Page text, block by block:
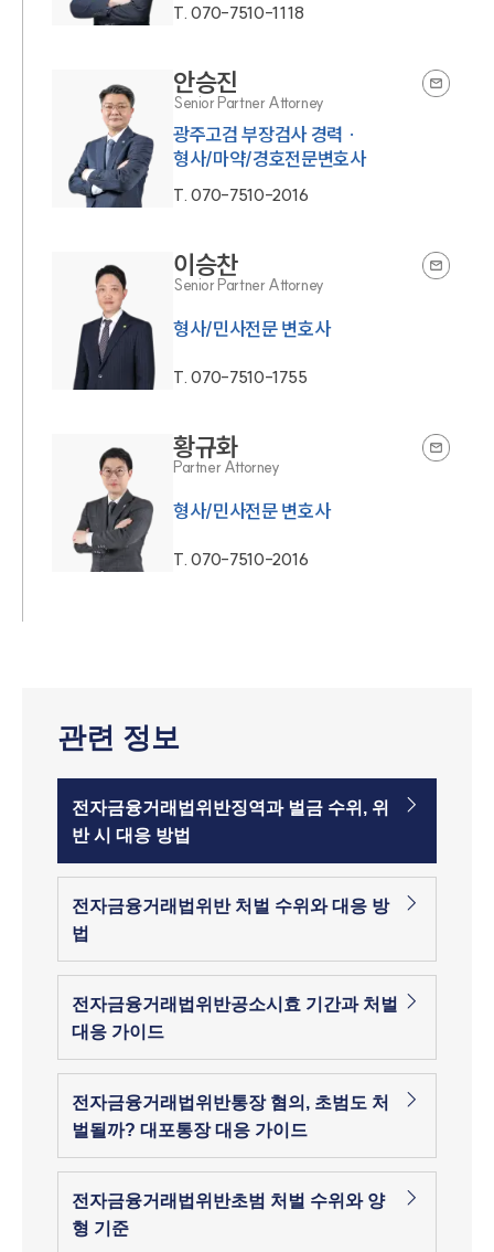
T.070-7510-1118
안승진
Senior Partner Attorney
광주고검 부장검사 경력 ·
형사/마약/경호전문변호사
T.070-7510-2016
이승찬
Senior Partner Attorney
형사/민사전문 변호사
T.070-7510-1755
황규화
Partner Attorney
형사/민사전문 변호사
T.070-7510-2016
관련 정보
전자금융거래법위반징역과 벌금 수위, 위
반 시 대응 방법
전자금융거래법위반 처벌 수위와 대응 방
법
전자금융거래법위반공소시효 기간과 처벌
대응 가이드
전자금융거래법위반통장 혐의, 초범도 처
벌될까? 대포통장 대응 가이드
전자금융거래법위반초범 처벌 수위와 양
형 기준